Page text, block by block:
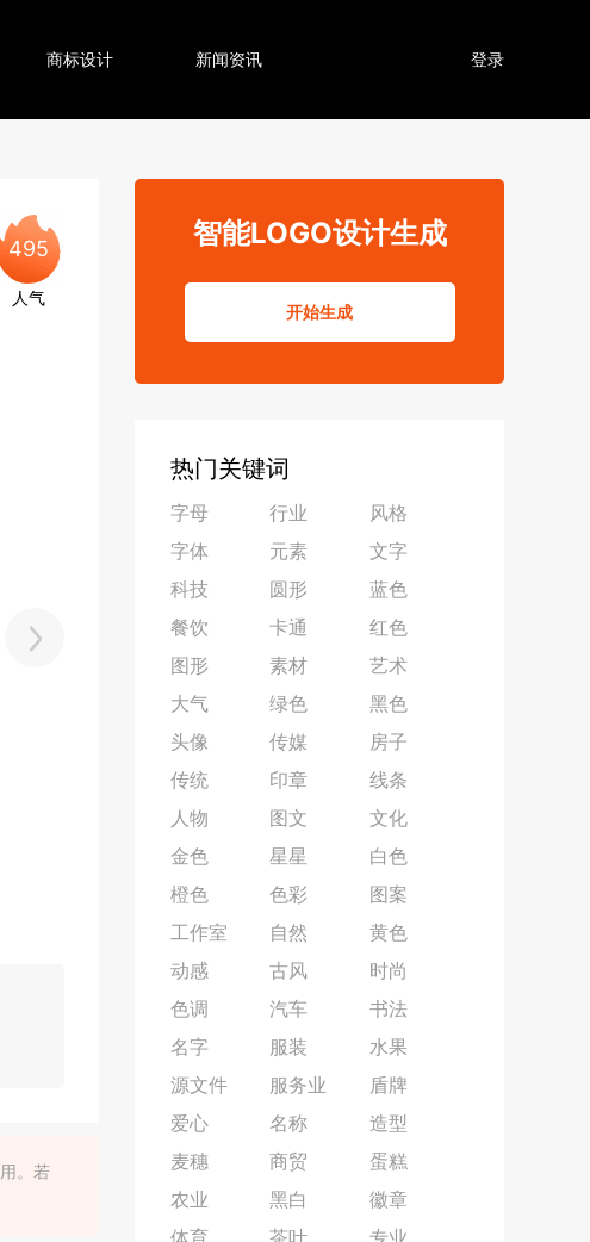
商标设计 新闻资讯 登录
495
人气
。若
智能LOGO设计生成
开始生成
热门关键词
字母 行业
风格
字体
元素
文字
科技
圆形
蓝色
餐饮
卡通
红色
图形
素材
艺术
大气
绿色
黑色
头像
传媒
房子
传统
印章
线条
人物
图文
文化
金色
星星
白色
橙色
色彩
图案
工作室
自然
黄色
动感
古风
时尚
色调
汽车
书法
名字
服装
水果
源文件
服务业
盾牌
爱心
名称
造型
麦穗
商贸
蛋糕
农业
黑白
徽章
体育
茶叶 专业